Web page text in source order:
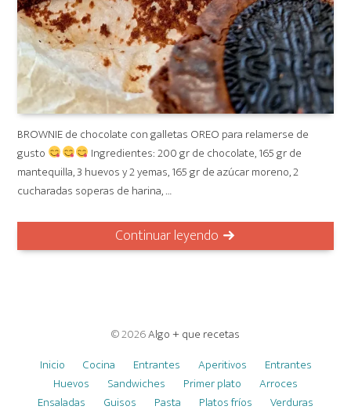
BROWNIE de chocolate con galletas OREO para relamerse de
gusto
Ingredientes: 200 gr de chocolate, 165 gr de
mantequilla, 3 huevos y 2 yemas, 165 gr de azúcar moreno, 2
cucharadas soperas de harina, …
Continuar leyendo
© 2026Algo + que recetas
Inicio
Cocina Entrantes Aperitivos
Entrantes
Huevos
Sandwiches Primer plato
Arroces
Ensaladas
Guisos Pasta Platos fríos
Verduras